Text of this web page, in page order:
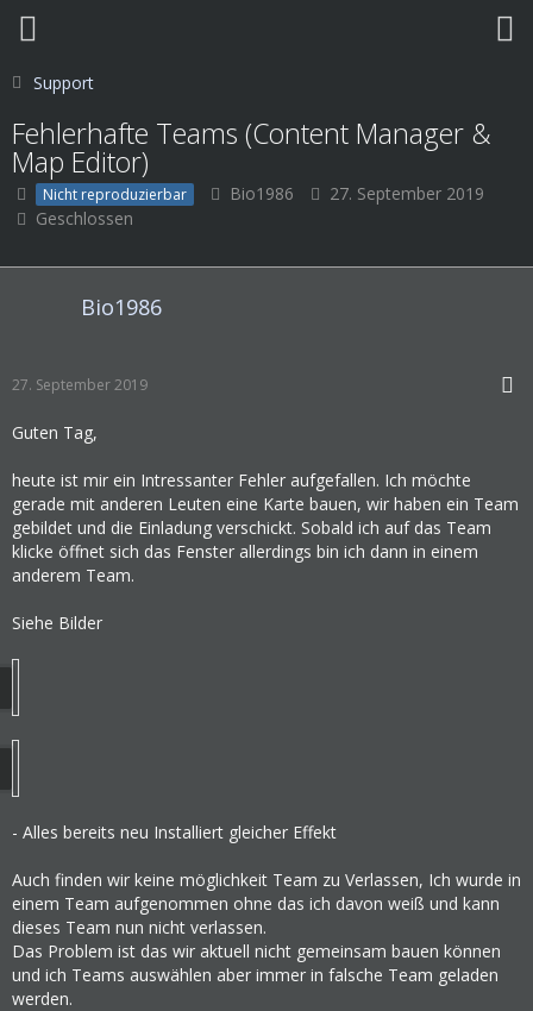
Support
Fehlerhafte Teams (Content Manager &
Map Editor)
Nicht reproduzierbar Bio1986
27. September 2019
Geschlossen
Bio1986
27. September 2019
Guten Tag,
heute ist mir ein Intressanter Fehler aufgefallen. Ich möchte
gerade mit anderen Leuten eine Karte bauen, wir haben ein Team
gebildet und die Einladung verschickt. Sobald ich auf das Team
klicke öffnet sich das Fenster allerdings bin ich dann in einem
anderem Team.
Siehe Bilder
- Alles bereits neu Installiert gleicher Effekt
Auch finden wir keine möglichkeit Team zu Verlassen, Ich wurde in
einem Team aufgenommen ohne das ich davon weiß und kann
dieses Team nun nicht verlassen.
Das Problem ist das wir aktuell nicht gemeinsam bauen können
und ich Teams auswählen aber immer in falsche Team geladen
werden.